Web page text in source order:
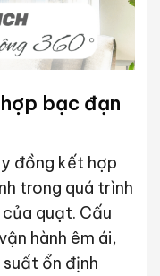
bạc đạn
đồng kết hợp
trong quá trình
quạt. Cấu
hành êm ái,
ổn định